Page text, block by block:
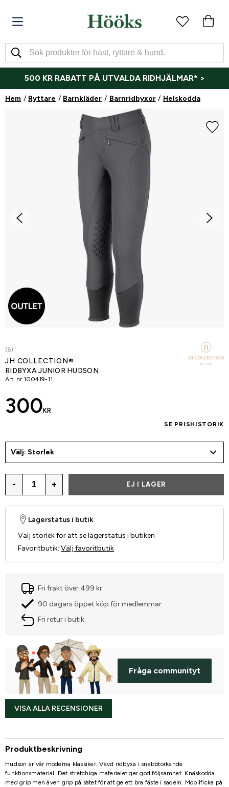
500 KR RABATT PÅ UTVALDA RIDHJÄLMAR* >
Hem Ryttare Barnkläder Barnridbyxor Helskodda
(8)
JH COLLECTION®
RIDBYXA JUNIOR HUDSON
Art. nr 100419-11
300 KR
SE PRISHISTORIK
Välj: Storlek
- + EJ I LAGER
Lagerstatus i butik
Välj storlek för att se lagerstatus i butiken
Favoritbutik: Välj favoritbutik
Fri frakt över 499 kr
90 dagars öppet köp för medlemmar
Fri retur i butik
Fråga communityt
VISA ALLA RECENSIONER
Produktbeskrivning
Hudson är vår moderna klassiker. Vävd ridbyxa i snabbtorkande
funktionsmaterial. Det stretchiga materialet ger god följsamhet. Knäskodda
med grip men även grip på sätet för att ge ett bra fäste i sadeln. Mobilficka på